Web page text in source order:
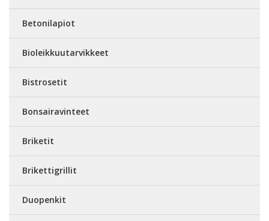
Betonilapiot
Bioleikkuutarvikkeet
Bistrosetit
Bonsairavinteet
Briketit
Brikettigrillit
Duopenkit